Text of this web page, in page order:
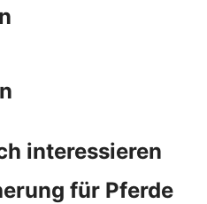
interessieren
für Pferde